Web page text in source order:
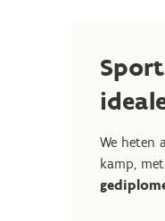
We heten
kamp,